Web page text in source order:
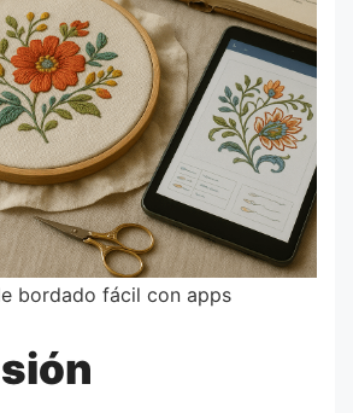
bordado fácil con apps